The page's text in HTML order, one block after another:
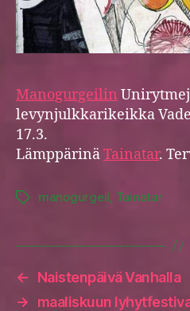
Manogurgeilin
levynjulkkarikeikka
17.3.
LämppärinäTainatar.
Tagsmanogurgeil, Tainatar
←
Naistenpäivä Vanhalla
→
maaliskuun